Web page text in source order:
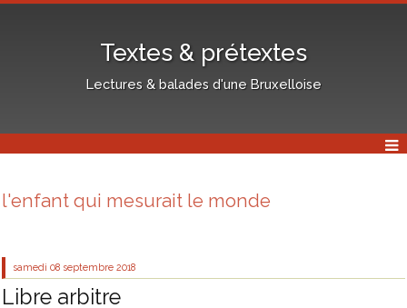
Textes & prétextes
Lectures & balades d'une Bruxelloise
l'enfant qui mesurait le monde
samedi 08 septembre 2018
Libre arbitre